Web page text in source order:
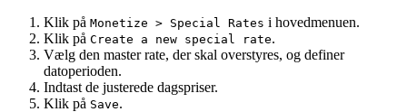
Klik på Monetize > Special Rates i hovedmenuen.
Klik på Create a new special rate.
Vælg den master rate, der skal overstyres, og definer
datoperioden.
Indtast de justerede dagspriser.
Klik på Save.